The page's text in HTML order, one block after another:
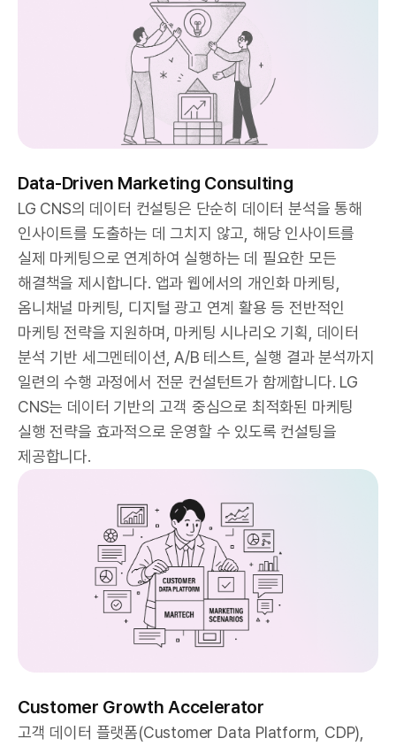
Data-Driven Marketing Consulting
LG CNS의 데이터 컨설팅은 단순히 데이터 분석을 통해
인사이트를 도출하는 데 그치지 않고, 해당 인사이트를
실제 마케팅으로 연계하여 실행하는 데 필요한 모든
해결책을 제시합니다. 앱과 웹에서의 개인화 마케팅,
옴니채널 마케팅, 디지털 광고 연계 활용 등 전반적인
마케팅 전략을 지원하며, 마케팅 시나리오 기획, 데이터
분석 기반 세그멘테이션, A/B 테스트, 실행 결과 분석까지
일련의 수행 과정에서 전문 컨설턴트가 함께합니다. LG
CNS는 데이터 기반의 고객 중심으로 최적화된 마케팅
실행 전략을 효과적으로 운영할 수 있도록 컨설팅을
제공합니다.
Customer Growth Accelerator
고객 데이터 플랫폼(Customer Data Platform, CDP),